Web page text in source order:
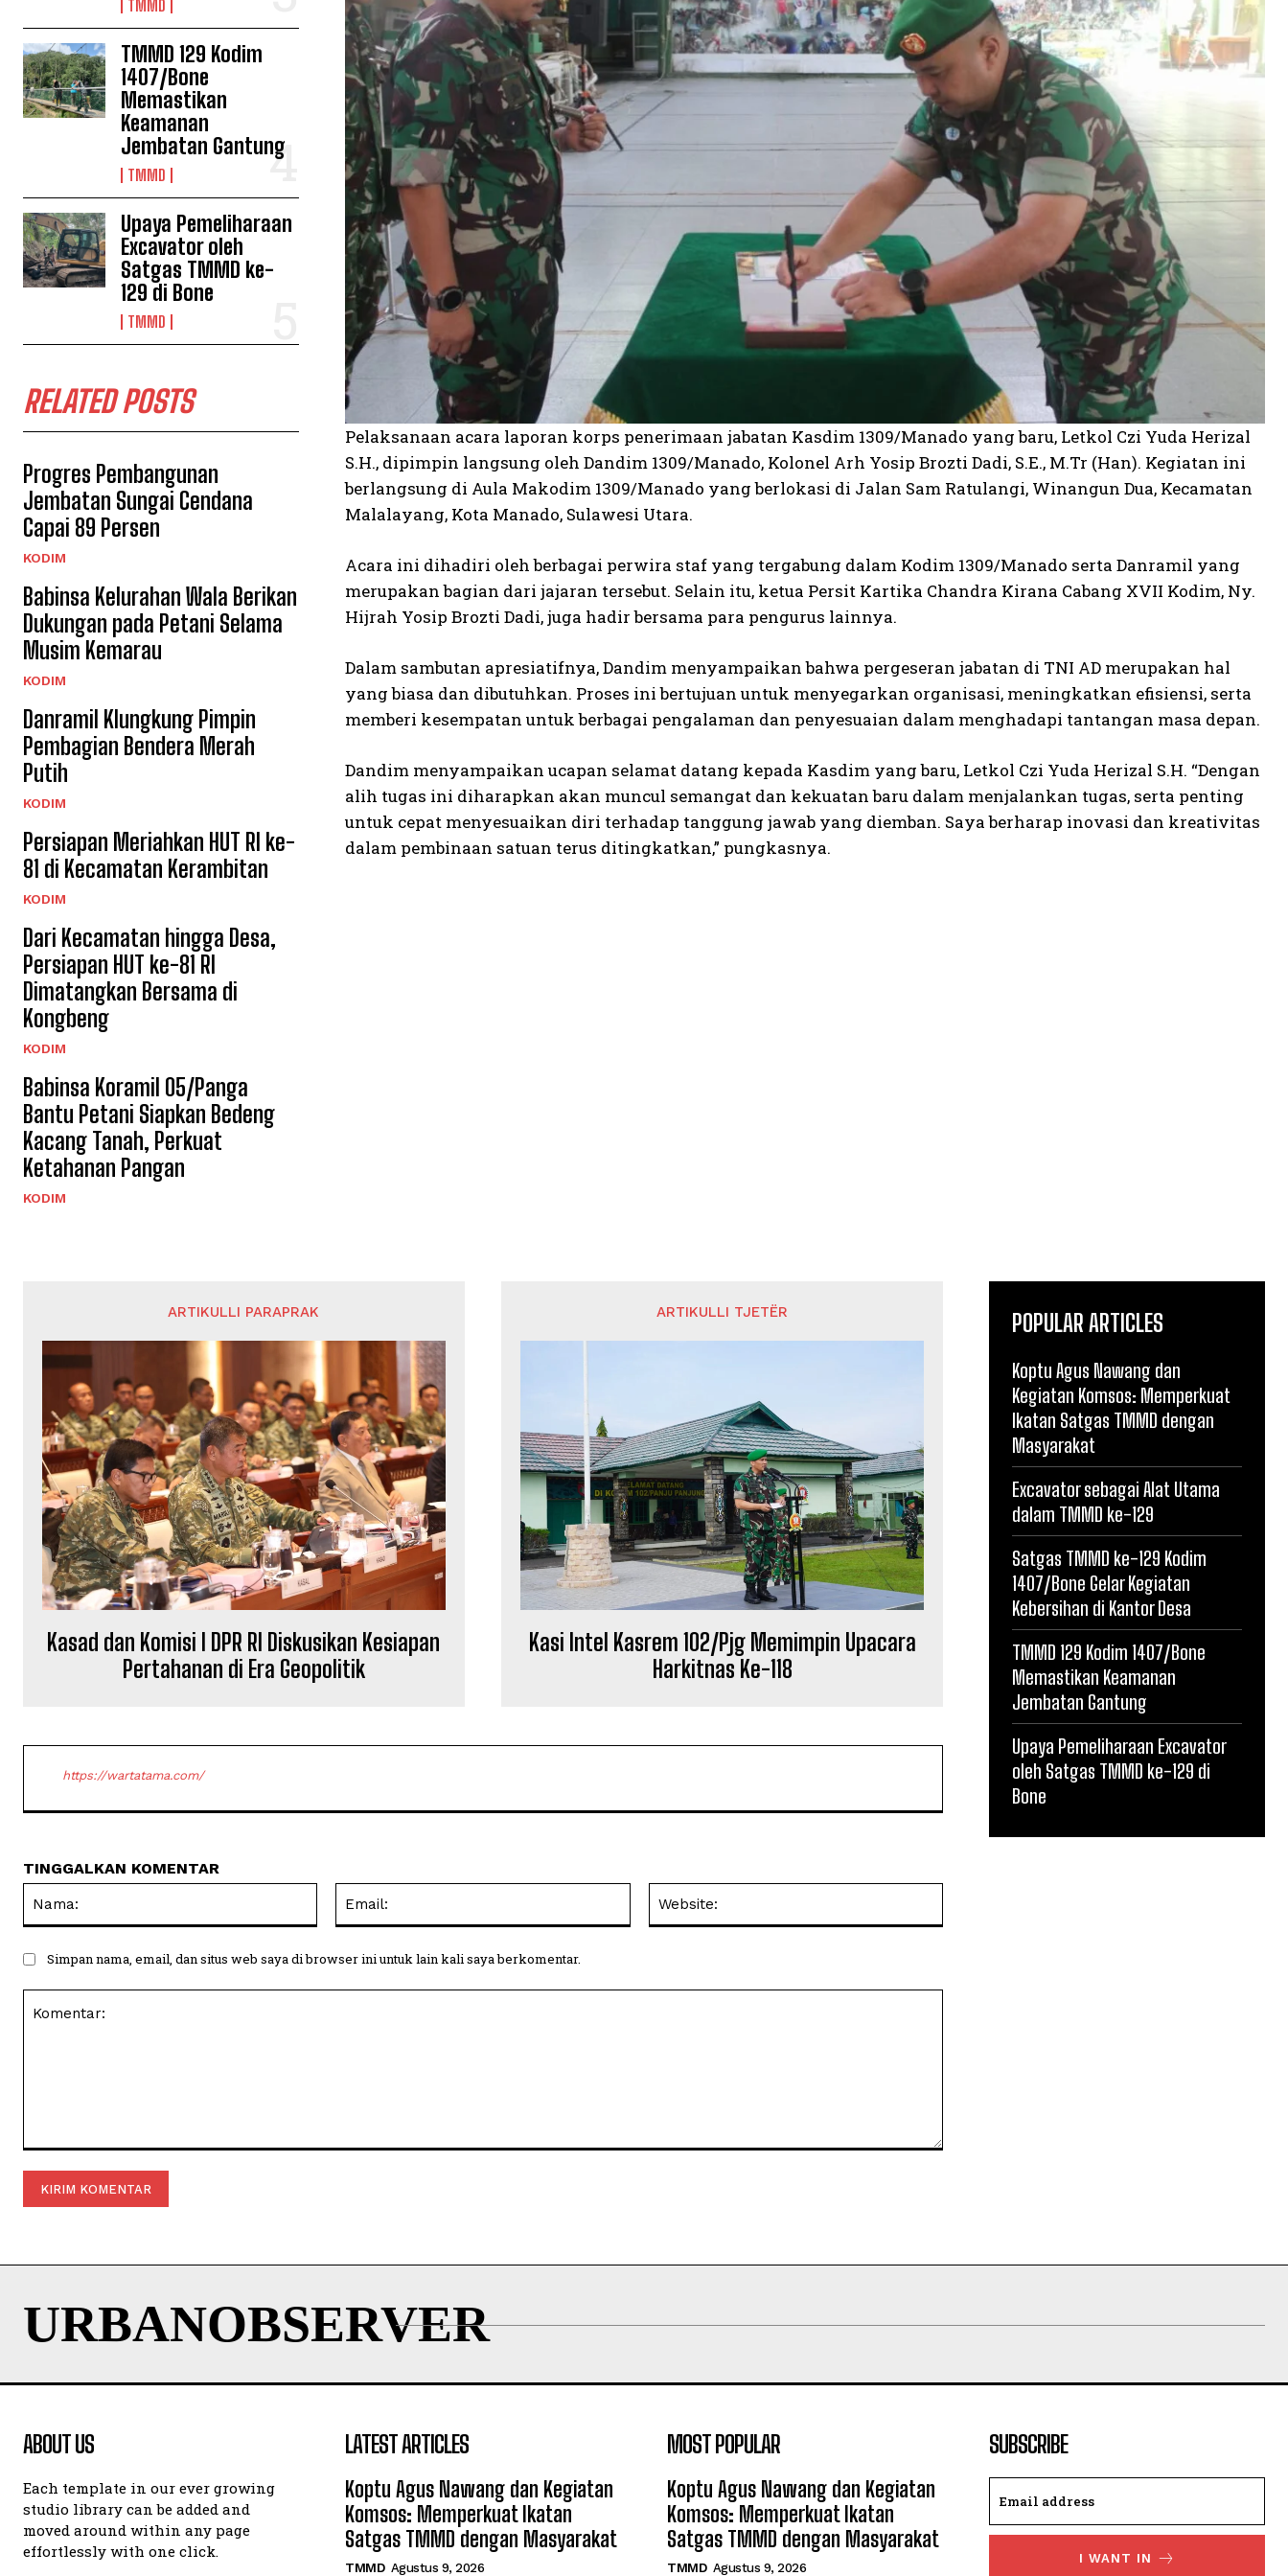
TMMD
TMMD 129 Kodim
1407/Bone
Memastikan
Keamanan
Jembatan Gantung
TMMD
Upaya Pemeliharaan
Excavator oleh
Satgas TMMD ke-
129 di Bone
TMMD
RELATED POSTS
Progres Pembangunan
Jembatan Sungai Cendana
Capai 89 Persen
KODIM
Babinsa Kelurahan Wala Berikan
Dukungan pada Petani Selama
Musim Kemarau
KODIM
Danramil Klungkung Pimpin
Pembagian Bendera Merah
Putih
KODIM
Persiapan Meriahkan HUT RI ke-
81 di Kecamatan Kerambitan
KODIM
Dari Kecamatan hingga Desa,
Persiapan HUT ke-81 RI
Dimatangkan Bersama di
Kongbeng
KODIM
Babinsa Koramil 05/Panga
Bantu Petani Siapkan Bedeng
Kacang Tanah, Perkuat
Ketahanan Pangan
KODIM
Pelaksanaan acara laporan korps penerimaan jabatan Kasdim 1309/Manado yang baru, Letkol Czi Yuda Herizal
S.H., dipimpin langsung oleh Dandim 1309/Manado, Kolonel Arh Yosip Brozti Dadi, S.E., M.Tr (Han). Kegiatan ini
berlangsung di Aula Makodim 1309/Manado yang berlokasi di Jalan Sam Ratulangi, Winangun Dua, Kecamatan
Malalayang, Kota Manado, Sulawesi Utara.
Acara ini dihadiri oleh berbagai perwira staf yang tergabung dalam Kodim 1309/Manado serta Danramil yang
merupakan bagian dari jajaran tersebut. Selain itu, ketua Persit Kartika Chandra Kirana Cabang XVII Kodim, Ny.
Hijrah Yosip Brozti Dadi, juga hadir bersama para pengurus lainnya.
Dalam sambutan apresiatifnya, Dandim menyampaikan bahwa pergeseran jabatan di TNI AD merupakan hal
yang biasa dan dibutuhkan. Proses ini bertujuan untuk menyegarkan organisasi, meningkatkan efisiensi, serta
memberi kesempatan untuk berbagai pengalaman dan penyesuaian dalam menghadapi tantangan masa depan.
Dandim menyampaikan ucapan selamat datang kepada Kasdim yang baru, Letkol Czi Yuda Herizal S.H. “Dengan
alih tugas ini diharapkan akan muncul semangat dan kekuatan baru dalam menjalankan tugas, serta penting
untuk cepat menyesuaikan diri terhadap tanggung jawab yang diemban. Saya berharap inovasi dan kreativitas
dalam pembinaan satuan terus ditingkatkan,” pungkasnya.
ARTIKULLI PARAPRAK
Kasad dan Komisi I DPR RI Diskusikan Kesiapan
Pertahanan di Era Geopolitik
ARTIKULLI TJETËR
Kasi Intel Kasrem 102/Pjg Memimpin Upacara
Harkitnas Ke-118
https://wartatama.com/
TINGGALKAN KOMENTAR
Simpan nama, email, dan situs web saya di browser ini untuk lain kali saya berkomentar.
POPULAR ARTICLES
Koptu Agus Nawang dan
Kegiatan Komsos: Memperkuat
Ikatan Satgas TMMD dengan
Masyarakat
Excavator sebagai Alat Utama
dalam TMMD ke-129
Satgas TMMD ke-129 Kodim
1407/Bone Gelar Kegiatan
Kebersihan di Kantor Desa
TMMD 129 Kodim 1407/Bone
Memastikan Keamanan
Jembatan Gantung
Upaya Pemeliharaan Excavator
oleh Satgas TMMD ke-129 di
Bone
URBANOBSERVER
ABOUT US
Each template in our ever growing
studio library can be added and
moved around within any page
effortlessly with one click.
LATEST ARTICLES
Koptu Agus Nawang dan Kegiatan
Komsos: Memperkuat Ikatan
Satgas TMMD dengan Masyarakat
TMMD Agustus 9, 2026
MOST POPULAR
Koptu Agus Nawang dan Kegiatan
Komsos: Memperkuat Ikatan
Satgas TMMD dengan Masyarakat
TMMD Agustus 9, 2026
SUBSCRIBE
I WANT IN